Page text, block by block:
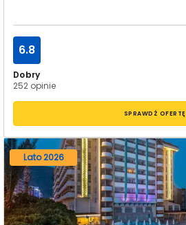
Dobry
252 opinie
6.8
SPRAWDŹ OFERTĘ
Lato 2026